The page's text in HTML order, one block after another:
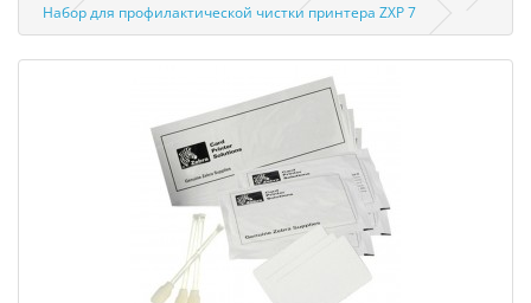
Набор для профилактической чистки принтера ZXP 7